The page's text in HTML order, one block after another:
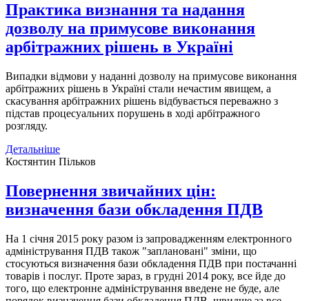
Практика визнання та надання
дозволу на примусове виконання
арбітражних рішень в Україні
Випадки відмови у наданні дозволу на примусове виконання
арбітражних рішень в Україні стали нечастим явищем, а
скасування арбітражних рішень відбувається переважно з
підстав процесуальних порушень в ході арбітражного
розгляду.
Детальніше
Костянтин Пільков
Повернення звичайних цін:
визначення бази обкладення ПДВ
На 1 січня 2015 року разом із запровадженням електронного
адміністрування ПДВ також "заплановані" зміни, що
стосуються визначення бази обкладення ПДВ при постачанні
товарів і послуг. Проте зараз, в грудні 2014 року, все йде до
того, що електронне адміністрування введене не буде, але